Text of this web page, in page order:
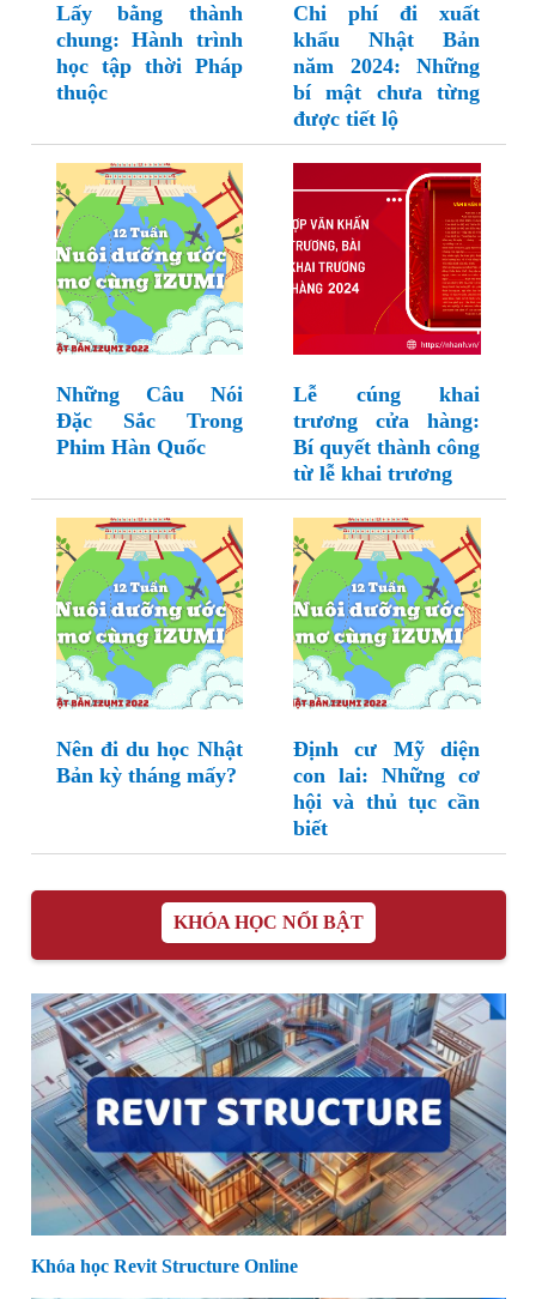
Lấy bằng thành
chung: Hành trình
học tập thời Pháp
thuộc
Chi phí đi xuất
khẩu Nhật Bản
năm 2024: Những
bí mật chưa từng
được tiết lộ
Những Câu Nói
Đặc Sắc Trong
Phim Hàn Quốc
Lễ cúng khai
trương cửa hàng:
Bí quyết thành công
từ lễ khai trương
Nên đi du học Nhật
Bản kỳ tháng mấy?
Định cư Mỹ diện
con lai: Những cơ
hội và thủ tục cần
biết
KHÓA HỌC NỔI BẬT
Khóa học Revit Structure Online